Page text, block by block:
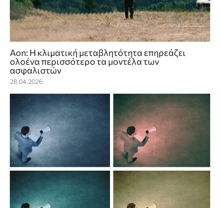
Aon: Η κλιματική μεταβλητότητα επηρεάζει
ολοένα περισσότερο τα μοντέλα των
ασφαλιστών
28.04.2026